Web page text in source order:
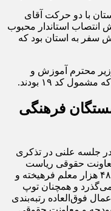
با دو حرکت آقای
استاندار محبوب
سفر به استان بود که
محترم آموزش و
کد ۱۹ بودند.
فرهنگی
در جلسه علنی در تذکری
حقوقی ریاست
جمهوری، بیش از ۳۸ ماه از بازنشستگی ۴۸ هزار معلم فرهیخته و
سرزمین می‌گذرد و همچنان توپ
فوق‌العاده رتبه‌بندی